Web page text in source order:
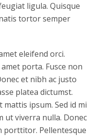
ligula. Quisque
tortor semper
eleifend orci.
porta. Fusce non
et nibh ac justo
platea dictumst.
ipsum. Sed id mi
ut viverra nulla. Donec
porttitor. Pellentesque